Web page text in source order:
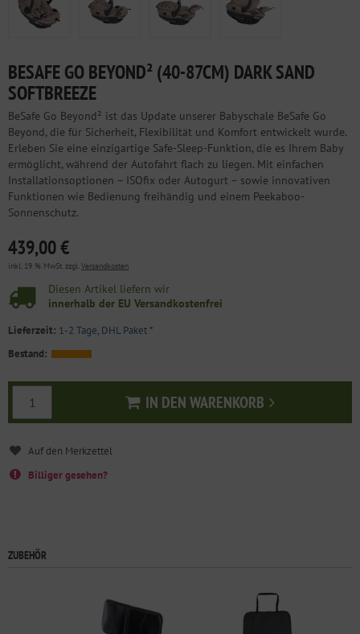
BESAFE GO BEYOND² (40-87CM) DARK SAND
SOFTBREEZE
BeSafe Go Beyond² ist das Update unserer Babyschale BeSafe Go
Beyond, die für Sicherheit, Flexibilität und Komfort entwickelt wurde.
Erleben Sie eine einzigartige Safe-Sleep-Funktion, die es Ihrem Baby
ermöglicht, während der Autofahrt flach zu liegen. Mit einfachen
Installationsoptionen – ISOfix oder Autogurt – sowie innovativen
Funktionen wie Bedienung freihändig und einem Peekaboo-
Sonnenschutz.
439,00 €
inkl. 19 % MwSt. zzgl. Versandkosten
Diesen Artikel liefern wir
innerhalb der EU Versandkostenfrei
Lieferzeit: 1-2 Tage, DHL Paket*
Bestand:
IN DEN WARENKORB
In den Warenkorb
Billiger gesehen?
ZUBEHÖR